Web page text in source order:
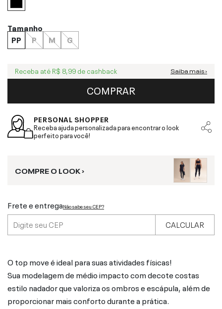
Tamanho
PP
P M G
Receba até R$ 8,99 de cashback Saiba mais ›
COMPRAR
PERSONAL SHOPPER
Receba ajuda personalizada para encontrar o look
perfeito para você!
COMPRE O LOOK ›
Frete e entregaNão sabe seu CEP?
CALCULAR
O top move é ideal para suas atividades físicas!
Sua modelagem de médio impacto com decote costas
estilo nadador que valoriza os ombros e escápula, além de
proporcionar mais conforto durante a prática.